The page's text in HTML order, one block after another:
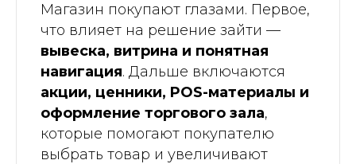
Магазин покупают глазами. Первое,
что влияет на решение зайти —
вывеска, витрина и понятная
навигация. Дальше включаются
акции, ценники, POS-материалы и
оформление торгового зала,
которые помогают покупателю
выбрать товар и увеличивают